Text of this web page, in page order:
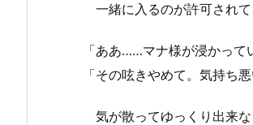
一緒に入るのが許可されて
「ああ……マナ様が浸かっ
「その呟きやめて。気持ち悪
気が散ってゆっくり出来な